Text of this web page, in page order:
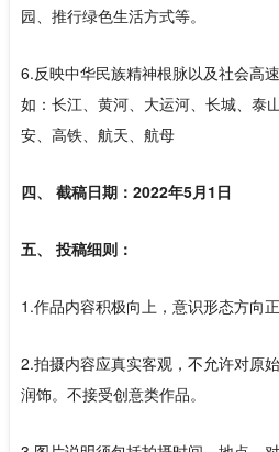
园、推行绿色生活方式等。
6.反映中华民族精神根脉以及社会高
如：长江、黄河、大运河、长城、泰
安、高铁、航天、航母
四、 截稿日期：2022年5月1日
五、 投稿细则：
1.作品内容积极向上，意识形态方向
2.拍摄内容应真实客观，不允许对原
润饰。不接受创意类作品。